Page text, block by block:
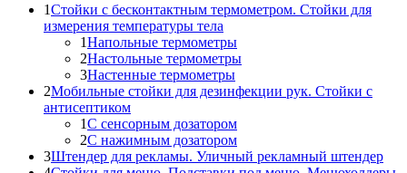
1Стойки с бесконтактным термометром. Стойки для
измерения температуры тела
1Напольные термометры
2Настольные термометры
3Настенные термометры
2Мобильные стойки для дезинфекции рук. Стойки с
антисептиком
1С сенсорным дозатором
2С нажимным дозатором
3Штендер для рекламы. Уличный рекламный штендер